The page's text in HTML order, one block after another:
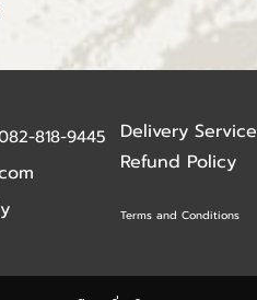
818-9445
Delivery Service
Refund Policy
Terms and Conditions